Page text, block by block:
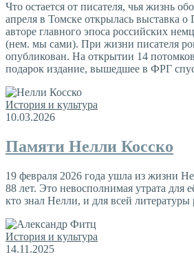
Что остается от писателя, чья жизнь
апреля в Томске открылась выставка о
авторе главного эпоса российских
(нем. мы сами). При жизни писателя
опубликован. На открытии 14
подарок издание, вышедшее в ФРГ
История и культура
10.03.2026
Памяти Нелли Косско
19 февраля 2026 года ушла из жизни
88 лет. Это невосполнимая утрата для
кто знал Нелли, и для всей
История и культура
14.11.2025